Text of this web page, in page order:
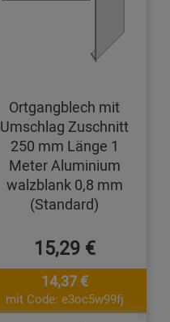
Ortgangblech mit
Umschlag Zuschnitt
250 mm Länge 1
Meter Aluminium
walzblank 0,8 mm
(Standard)
15,29 €
14,37 €
mit Code: e3oc5w99fj